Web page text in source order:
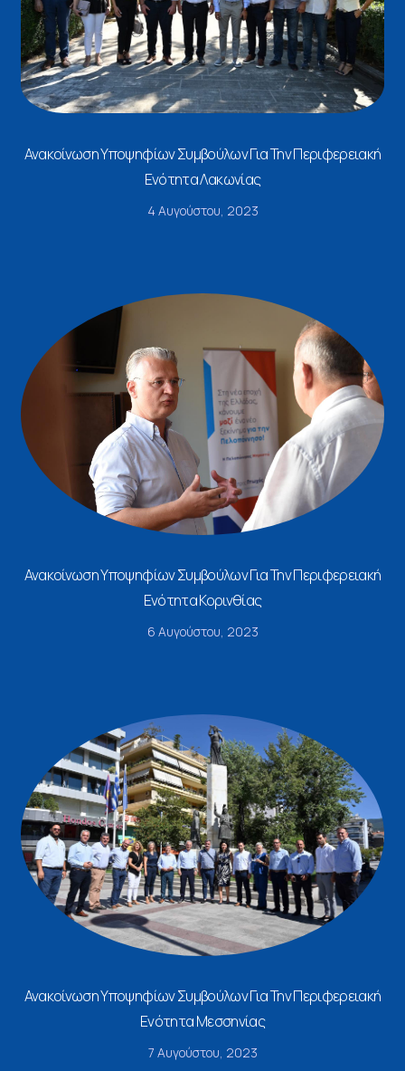
Ανακοίνωση Υποψηφίων Συμβούλων Για Την Περιφερειακή
Ενότητα Λακωνίας
4 Αυγούστου, 2023
Ανακοίνωση Υποψηφίων Συμβούλων Για Την Περιφερειακή
Ενότητα Κορινθίας
6 Αυγούστου, 2023
Ανακοίνωση Υποψηφίων Συμβούλων Για Την Περιφερειακή
Ενότητα Μεσσηνίας
7 Αυγούστου, 2023